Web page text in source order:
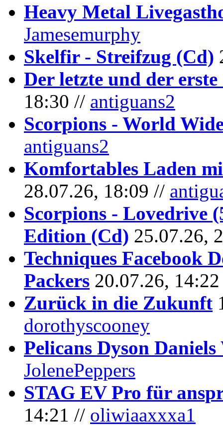
Heavy Metal
Jamesemurphy
Skelfir - Streifzug (Cd)
Der letzte und der erste
18:30 // antiguans2
Scorpions - World
antiguans2
Komfortables Laden
28.07.26, 18:09 //
Scorpions - Lovedrive
Edition (Cd) 25.07.26,
Techniques Facebook
Packers 20.07.26,
Zurück in die Zukunft
dorothyscooney
Pelicans Dyson
JolenePeppers
STAG EV Pro für
14:21 // oliwiaaxxxa1